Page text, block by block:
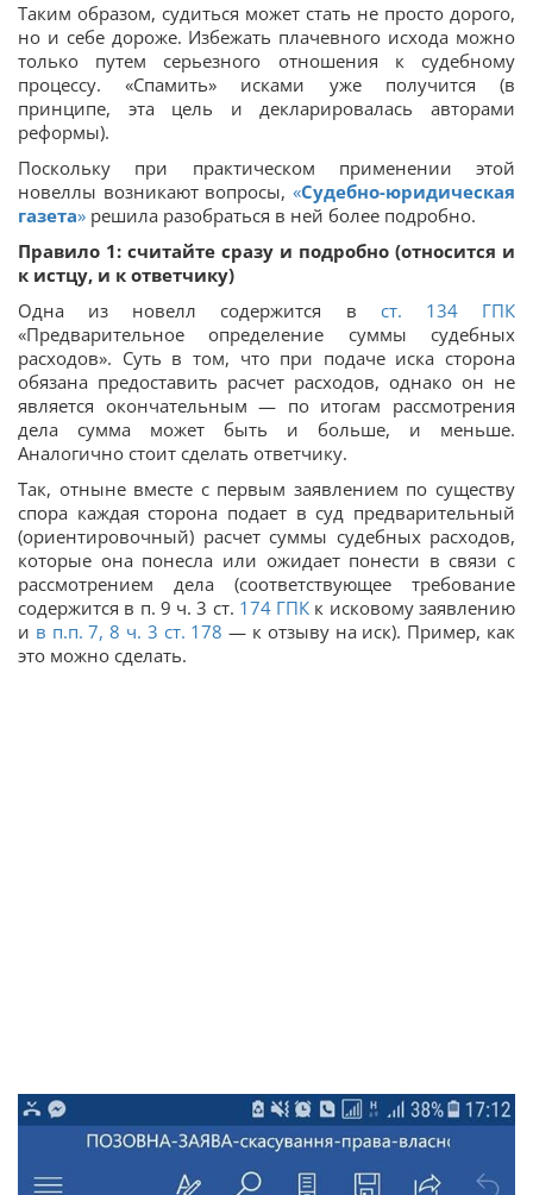
Таким образом, судиться может стать не просто дорого,
но и себе дороже. Избежать плачевного исхода можно
только путем серьезного отношения к судебному
процессу. «Спамить» исками уже получится (в
принципе, эта цель и декларировалась авторами
реформы).
Поскольку при практическом применении этой
новеллы возникают вопросы, «Судебно-юридическая
газета» решила разобраться в ней более подробно.
Правило 1: считайте сразу и подробно (относится и
к истцу, и к ответчику)
Одна из новелл содержится в ст. 134 ГПК
«Предварительное определение суммы судебных
расходов». Суть в том, что при подаче иска сторона
обязана предоставить расчет расходов, однако он не
является окончательным — по итогам рассмотрения
дела сумма может быть и больше, и меньше.
Аналогично стоит сделать ответчику.
Так, отныне вместе с первым заявлением по существу
спора каждая сторона подает в суд предварительный
(ориентировочный) расчет суммы судебных расходов,
которые она понесла или ожидает понести в связи с
рассмотрением дела (соответствующее требование
содержится в п. 9 ч. 3 ст. 174 ГПК к исковому заявлению
и в п.п. 7, 8 ч. 3 ст. 178 — к отзыву на иск). Пример, как
это можно сделать.